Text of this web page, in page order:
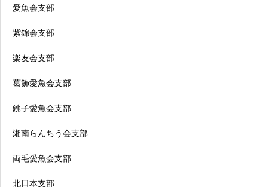
愛魚会支部
紫錦会支部
楽友会支部
葛飾愛魚会支部
銚子愛魚会支部
湘南らんちう会支部
両毛愛魚会支部
北日本支部